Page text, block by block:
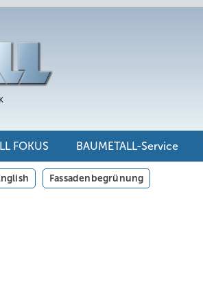
FOKUS BAUMETALL-Service
Fassadenbegrünung